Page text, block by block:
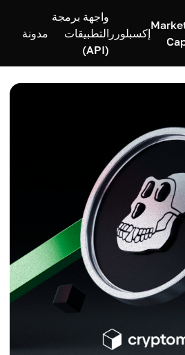
إكسبلورر
واجهة برمجة
التطبيقات
(API)
مدونة